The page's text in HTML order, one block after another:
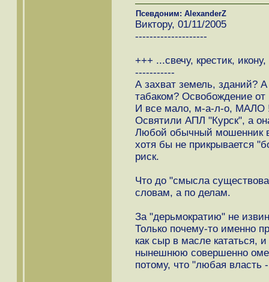
Псевдоним: AlexanderZ
Виктору, 01/11/2005
--------------------
+++ ...свечу, крестик,
-----------
А захват земель, зданий?
табаком? Освобождение
И все мало, м-а-л-о, МАЛО
Освятили АПЛ "Курск", а
Любой обычный мошенник
хотя бы не прикрывается
риск.
Что до "смысла
словам, а по делам.
За "дерьмократию" не
Только почему-то именно
как сыр в масле кататься,
нынешнюю совершенно
потому, что "любая власть